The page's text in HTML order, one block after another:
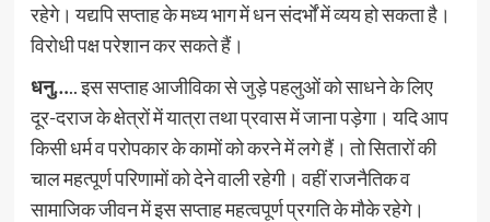
रहेगे। यद्यपि सप्ताह के मध्य भाग में धन संदर्भों में व्यय हो सकता है।
विरोधी पक्ष परेशान कर सकते हैं।
धनु….. इस सप्ताह आजीविका से जुड़े पहलुओं को साधने के लिए
दूर-दराज के क्षेत्रों में यात्रा तथा प्रवास में जाना पड़ेगा। यदि आप
किसी धर्म व परोपकार के कामों को करने में लगे हैं। तो सितारों की
चाल महत्पूर्ण परिणामों को देने वाली रहेगी। वहीं राजनैतिक व
सामाजिक जीवन में इस सप्ताह महत्वपूर्ण प्रगति के मौके रहेगे।